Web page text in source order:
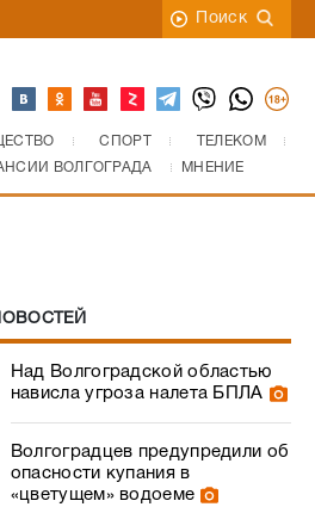
Поиск
СПОРТ
ТЕЛЕКОМ
ВОЛГОГРАДА МНЕНИЕ
Над Волгоградской областью
нависла угроза налета БПЛА
Волгоградцев предупредили об
опасности купания в
«цветущем» водоеме